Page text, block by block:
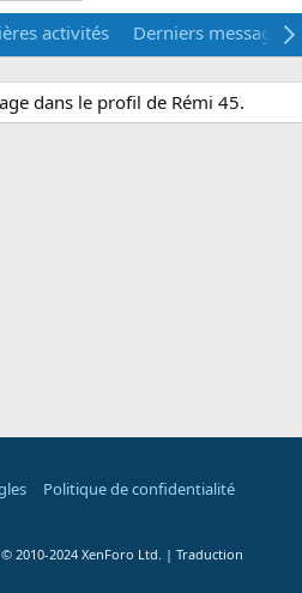
activités Derniers messages
dans le profil de Rémi 45.
Politique de confidentialité
© 2010-2024 XenForo Ltd. | Traduction